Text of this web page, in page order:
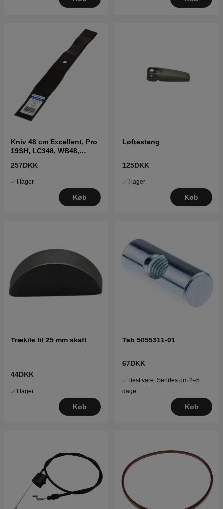
Kniv 48 cm Excellent, Pro
19SH, LC348, WB48,
257DKK
I lager
Køb
Løftestang
125DKK
I lager
Køb
Trækile til 25 mm skaft
44DKK
I lager
Køb
Tab 5055311-01
67DKK
Best.vare. Sendes om 2–5
dage
Køb